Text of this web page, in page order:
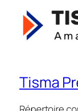
Tisma